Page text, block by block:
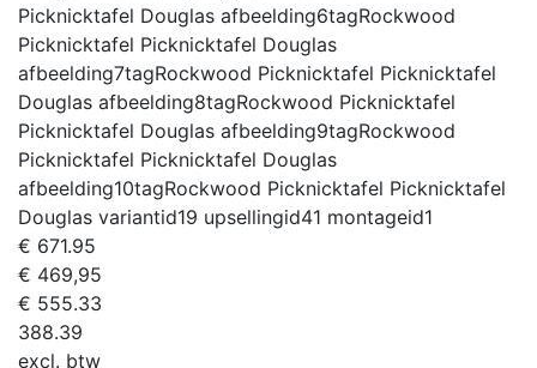
Picknicktafel Douglas afbeelding6tagRockwood
Picknicktafel Picknicktafel Douglas
afbeelding7tagRockwood Picknicktafel Picknicktafel
Douglas afbeelding8tagRockwood Picknicktafel
Picknicktafel Douglas afbeelding9tagRockwood
Picknicktafel Picknicktafel Douglas
afbeelding10tagRockwood Picknicktafel Picknicktafel
Douglas variantid19 upsellingid41 montageid1
€ 671.95
€ 469,95
€ 555.33
388.39
excl. btw